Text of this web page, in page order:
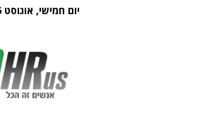
יום חמישי, אוגוסט 6, 2026